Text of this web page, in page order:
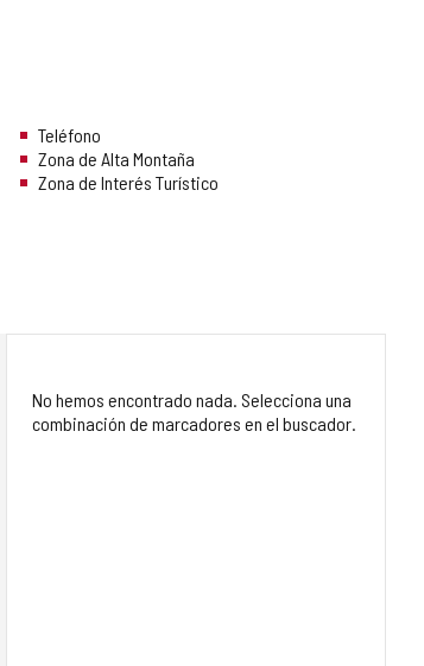
Teléfono
Zona de Alta Montaña
Zona de Interés Turístico
No hemos encontrado nada. Selecciona una
combinación de marcadores en el buscador.